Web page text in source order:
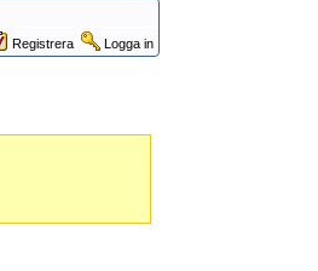
Registrera Logga in